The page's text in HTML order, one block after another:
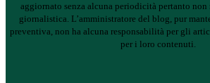
aggiornato senza alcuna periodicità pertanto non
giornalistica. L’amministratore del blog, pur
preventiva, non ha alcuna responsabilità per gli
per i loro contenuti.